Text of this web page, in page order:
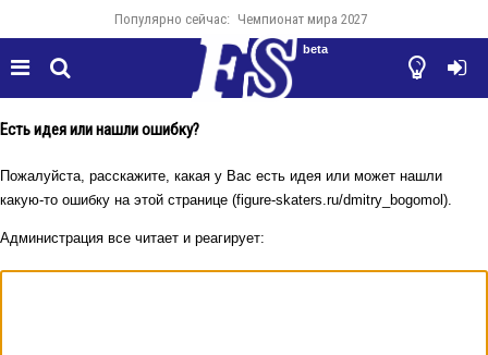
Популярно сейчас: Чемпионат мира 2027
  

beta
Есть идея или нашли ошибку?
Пожалуйста, расскажите, какая у Вас есть идея или может нашли
какую-то ошибку на этой странице (figure-skaters.ru/dmitry_bogomol).
Администрация все читает и реагирует: